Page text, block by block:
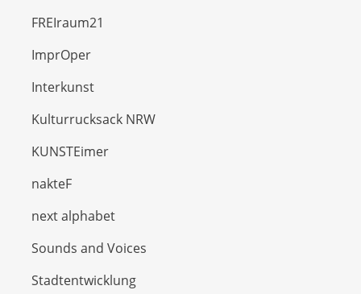
FREIraum21
ImprOper
Interkunst
Kulturrucksack NRW
KUNSTEimer
nakteF
next alphabet
Sounds and Voices
Stadtentwicklung